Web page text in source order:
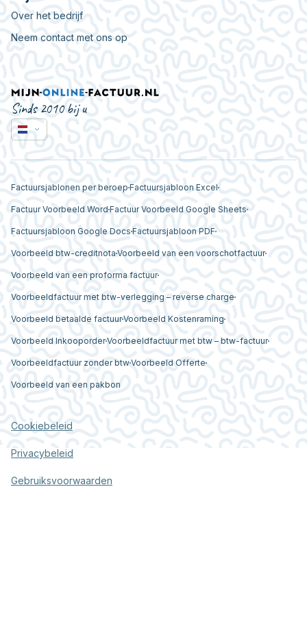
Over het bedrijf
Neem contact met ons op
Sinds 2010 bij u
Factuursjablonen per beroep Factuursjabloon Excel
Factuur Voorbeeld Word Factuur Voorbeeld Google Sheets
Factuursjabloon Google Docs Factuursjabloon PDF
Voorbeeld btw-creditnota Voorbeeld van een voorschotfactuur
Voorbeeld van een proforma factuur
Voorbeeldfactuur met btw-verlegging – reverse charge
Voorbeeld betaalde factuurVoorbeeld Kostenraming
Voorbeeld InkooporderVoorbeeldfactuur met btw – btw-factuur
Voorbeeldfactuur zonder btwVoorbeeld Offerte
Voorbeeld van een pakbon
Cookiebeleid
Privacybeleid
Gebruiksvoorwaarden